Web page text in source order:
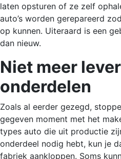
laten opsturen of ze zelf
auto’s worden gerepareerd
op kunnen. Uiteraard is een
dan nieuw.
Niet meer
onderdelen
Zoals al eerder gezegd,
gegeven moment met het
types auto die uit productie
onderdeel nodig hebt, kun je
fabriek aankloppen. Soms